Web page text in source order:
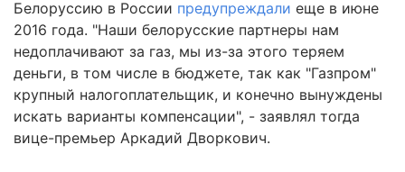
Белоруссию в России предупреждали еще в июне
2016 года. "Наши белорусские партнеры нам
недоплачивают за газ, мы из-за этого теряем
деньги, в том числе в бюджете, так как "Газпром"
крупный налогоплательщик, и конечно вынуждены
искать варианты компенсации", - заявлял тогда
вице-премьер Аркадий Дворкович.